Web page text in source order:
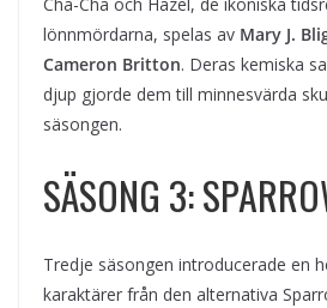
Cha-Cha och Hazel, de ikoniska
lönnmördarna, spelas av Mary J.
Cameron Britton. Deras kemiska
djup gjorde dem till minnesvärda
säsongen.
SÄSONG 3:
Tredje säsongen introducerade en
karaktärer från den alternativa